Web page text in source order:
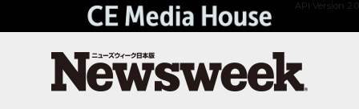
API Version 2.0